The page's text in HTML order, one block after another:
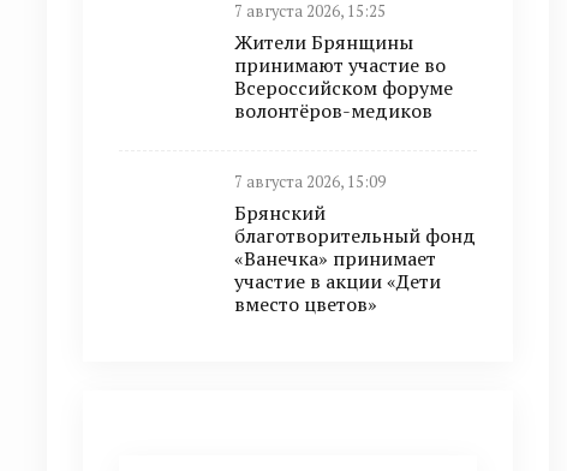
7 августа 2026, 15:25
Жители Брянщины
принимают участие во
Всероссийском форуме
волонтёров-медиков
7 августа 2026, 15:09
Брянский
благотворительный фонд
«Ванечка» принимает
участие в акции «Дети
вместо цветов»